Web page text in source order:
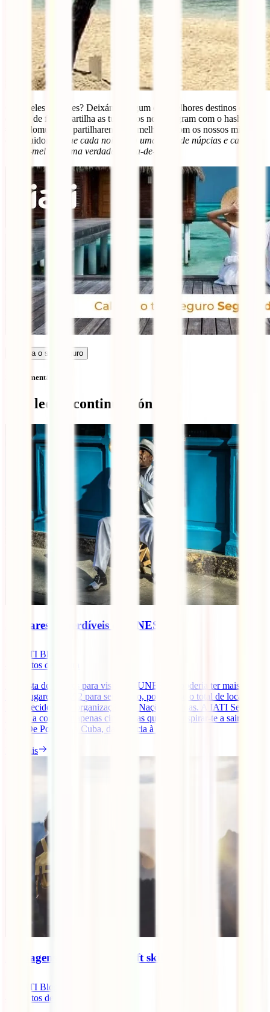
Qual deles escolhes? Deixámos algum dos melhores destinos de lua-
de-mel de fora? Partilha as tuas fotos no Instagram com o hashtag
#iatipelomundo e partilharemos as melhores com os nossos milhares
de seguidores.
Que cada noite seja uma noite de núpcias e cada
lua-de-mel seja uma verdadeira lua-de-mel!
Calcula o seu seguro
Sem comentários
Qué leer a continuación
5 lugares imperdíveis da UNESCO
IATI Blog
minutos de leitura
Esta lista de lugares para visitar da UNESCO poderia ter mais de
1000 lugares – 1092 para ser exacto, pois é esse o total de locais
reconhecidos pela organização das Nações Unidas. A IATI Seguros
leva-te a conhecer apenas cinco, mas que vão inspirar-te a sair de
casa. De Portugal a Cuba, da Croácia à [...]
Ler mais
As viagens desenvolvem soft skills?
IATI Blog
minutos de leitura